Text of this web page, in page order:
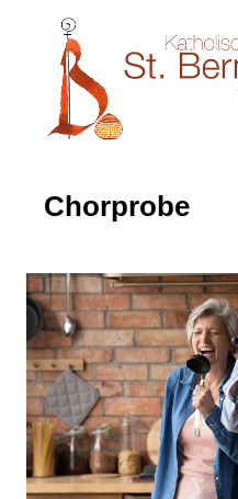
Chorprobe